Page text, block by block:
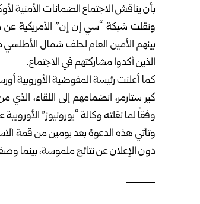
بأن يناقش الاجتماع الضمانات الأمنية
ونقلت شبكة “سي إن إن” الأمريكية عن
بينهم الأمين العام لحلف شمال الأطلسي
الذين أكدوا مشاركتهم في الاجتماع.
كما أعلنت رئيسة المفوضية الأوروبية
كير ستارمر، انضمامهم إلى اللقاء،
وفقاً لما نقلته وكالة “يورونيوز”
وتأتي هذه الدعوة بعد يومين من قمة
دون الإعلان عن نتائج ملموسة، بينما وصف